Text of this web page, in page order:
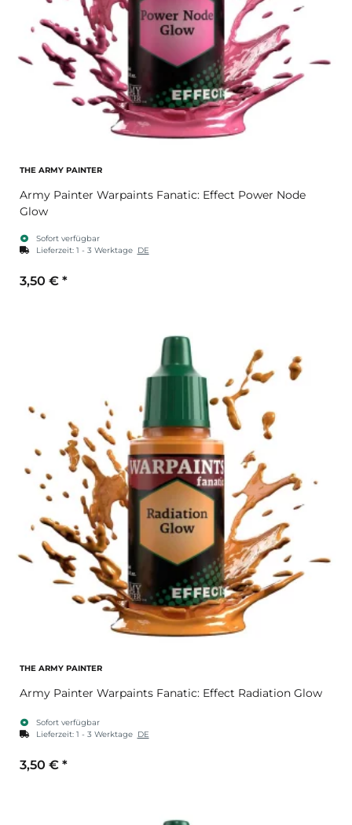
THE ARMY PAINTER
Army Painter Warpaints Fanatic: Effect Power Node
Glow
Sofort verfügbar
Lieferzeit: 1 - 3 Werktage DE
3,50 € *
THE ARMY PAINTER
Army Painter Warpaints Fanatic: Effect Radiation Glow
Sofort verfügbar
Lieferzeit: 1 - 3 Werktage DE
3,50 € *